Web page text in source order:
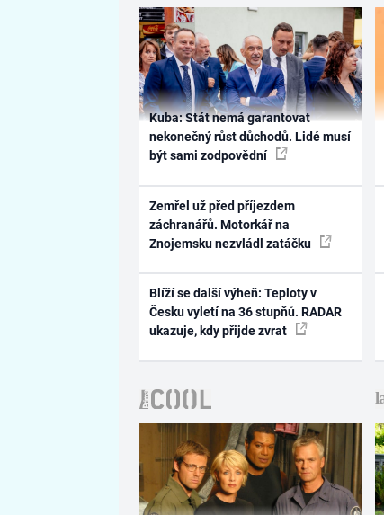
Kuba: Stát nemá garantovat
nekonečný růst důchodů. Lidé musí
být sami zodpovědní
Zemřel už před příjezdem
záchranářů. Motorkář na
Znojemsku nezvládl zatáčku
Blíží se další výheň: Teploty v
Česku vyletí na 36 stupňů. RADAR
ukazuje, kdy přijde zvrat